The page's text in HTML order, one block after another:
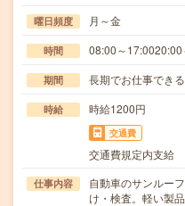
曜日頻度 月～金
時間 08:00～17:0020:00
期間 長期でお仕事でき
時給 時給1200円
交通費
交通費規定内支給
仕事内容
自動車のサンルー
け・検査。軽い製